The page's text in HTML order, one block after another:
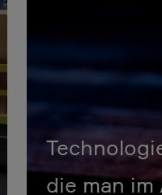
die man im